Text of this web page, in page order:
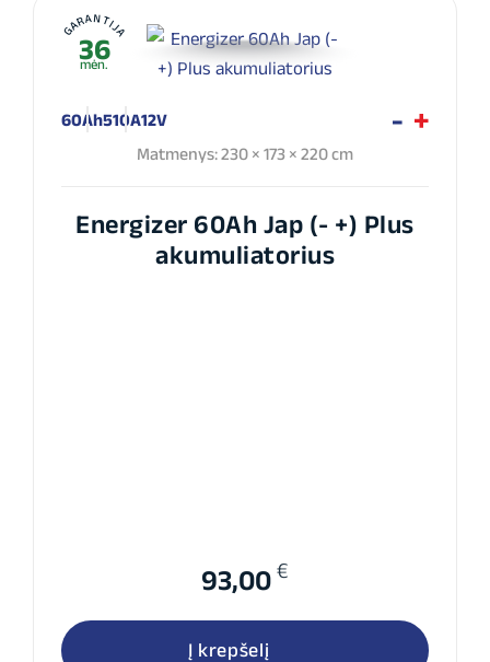
GARANTIJA
36
mėn.
60Ah510A12V
Matmenys: 230 × 173 × 220 cm
Energizer 60Ah Jap (- +) Plus
akumuliatorius
93,00 €
Į krepšelį